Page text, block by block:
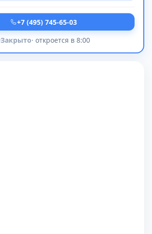
+7 (495) 745-65-03
Закрыто· откроется в 8:00